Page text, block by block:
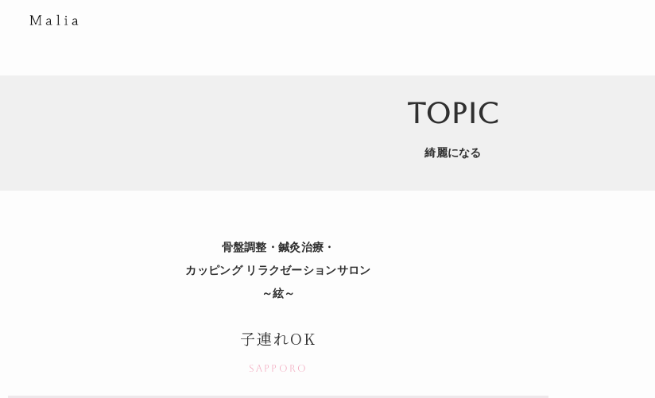
TOPIC
綺麗になる
骨盤調整・鍼灸治療・
カッピング リラクゼーションサロン
～絃～
子連れOK
SAPPORO